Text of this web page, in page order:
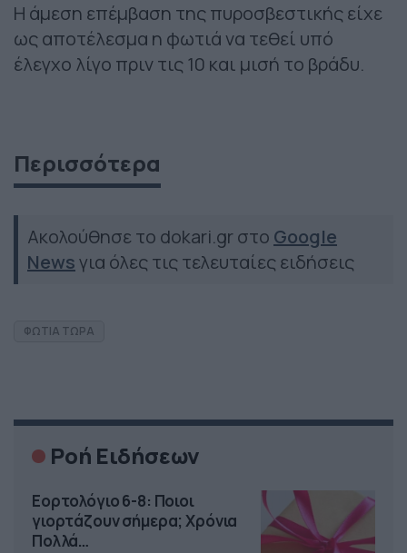
H άμεση επέμβαση της πυροσβεστικής είχε
ως αποτέλεσμα η φωτιά να τεθεί υπό
έλεγχο λίγο πριν τις 10 και μισή το βράδυ.
Περισσότερα
Ακολούθησε το dokari.gr στο Google
Newsγια όλες τις τελευταίες ειδήσεις
ΦΩΤΙΑ ΤΩΡΑ
Ροή Ειδήσεων
Εορτολόγιο 6-8: Ποιοι
γιορτάζουν σήμερα; Χρόνια
Πολλά…